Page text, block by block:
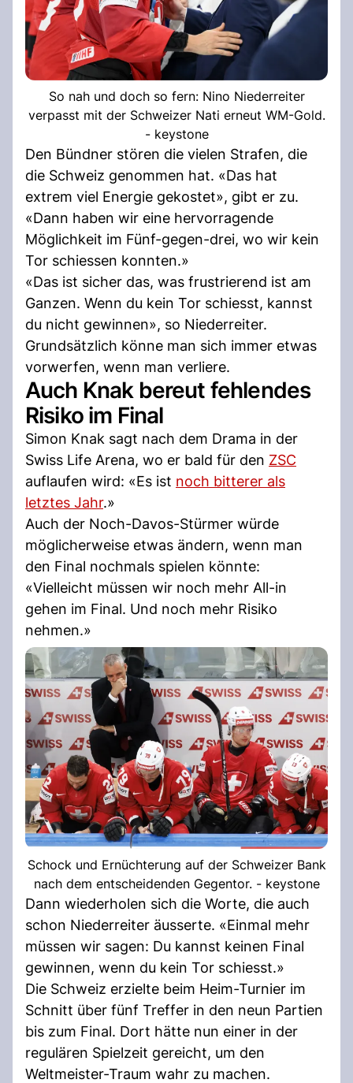
So nah und doch so fern: Nino Niederreiter
verpasst mit der Schweizer Nati erneut WM-Gold.
- keystone
Den Bündner stören die vielen Strafen, die
die Schweiz genommen hat. «Das hat
extrem viel Energie gekostet», gibt er zu.
«Dann haben wir eine hervorragende
Möglichkeit im Fünf-gegen-drei, wo wir kein
Tor schiessen konnten.»
«Das ist sicher das, was frustrierend ist am
Ganzen. Wenn du kein Tor schiesst, kannst
du nicht gewinnen», so Niederreiter.
Grundsätzlich könne man sich immer etwas
vorwerfen, wenn man verliere.
Auch Knak bereut fehlendes
Risiko im Final
Simon Knak sagt nach dem Drama in der
Swiss Life Arena, wo er bald für den ZSC
auflaufen wird: «Es ist noch bitterer als
letztes Jahr.»
Auch der Noch-Davos-Stürmer würde
möglicherweise etwas ändern, wenn man
den Final nochmals spielen könnte:
«Vielleicht müssen wir noch mehr All-in
gehen im Final. Und noch mehr Risiko
nehmen.»
Schock und Ernüchterung auf der Schweizer Bank
nach dem entscheidenden Gegentor. - keystone
Dann wiederholen sich die Worte, die auch
schon Niederreiter äusserte. «Einmal mehr
müssen wir sagen: Du kannst keinen Final
gewinnen, wenn du kein Tor schiesst.»
Die Schweiz erzielte beim Heim-Turnier im
Schnitt über fünf Treffer in den neun Partien
bis zum Final. Dort hätte nun einer in der
regulären Spielzeit gereicht, um den
Weltmeister-Traum wahr zu machen.